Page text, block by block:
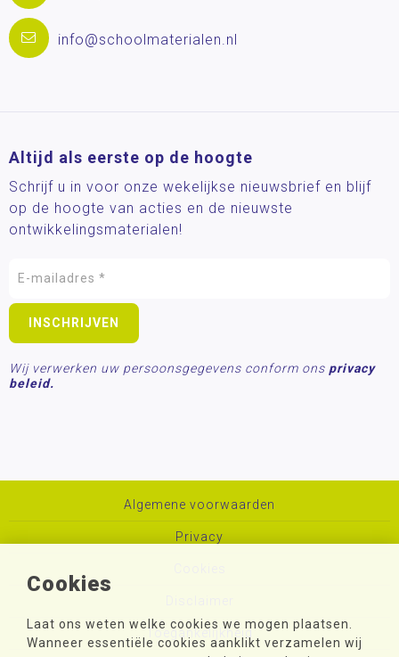
Cookies
Laat ons weten welke cookies we mogen plaatsen.
Wanneer essentiële cookies aanklikt verzamelen wij
info@schoolmaterialen.nl
Altijd als eerste op de hoogte
Schrijf u in voor onze wekelijkse nieuwsbrief en blijf
op de hoogte van acties en de nieuwste
ontwikkelingsmaterialen!
Wij verwerken uw persoonsgegevens conform ons privacy
beleid.
Algemene voorwaarden
Privacy
Toegankelijkheid